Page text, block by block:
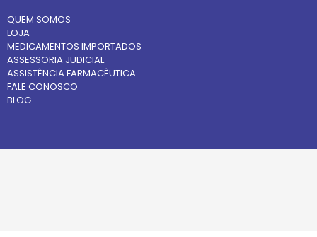
QUEM SOMOS
LOJA
MEDICAMENTOS IMPORTADOS
ASSESSORIA JUDICIAL
ASSISTÊNCIA FARMACÊUTICA
FALE CONOSCO
BLOG